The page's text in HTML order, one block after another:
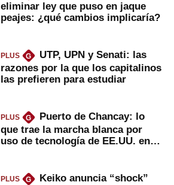
eliminar ley que puso en jaque
peajes: ¿qué cambios implicaría?
PLUS G
UTP, UPN y Senati: las
razones por la que los capitalinos
las prefieren para estudiar
PLUS G
Puerto de Chancay: lo
que trae la marcha blanca por
uso de tecnología de EE.UU. en
PLUS G
Keiko anuncia “shock”